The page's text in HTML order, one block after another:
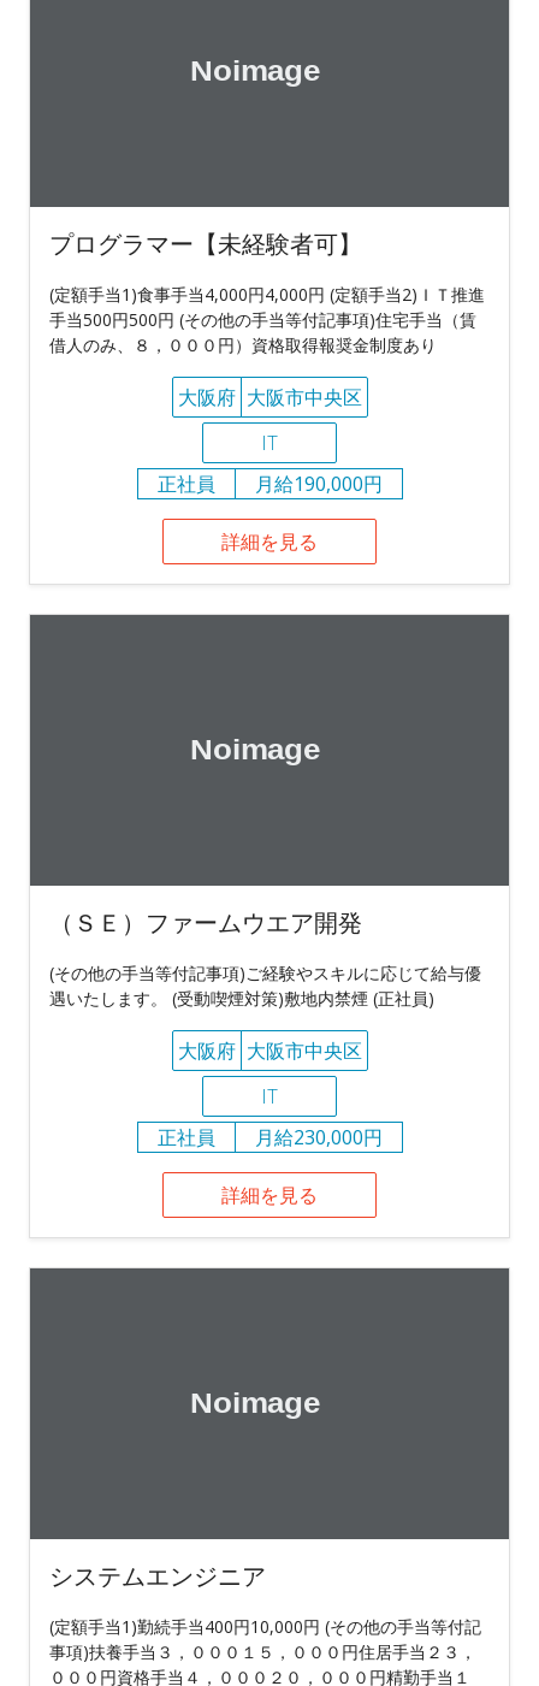
プログラマー【未経験者可】
(定額手当1)食事手当4,000円4,000円 (定額手当2)ＩＴ推進
手当500円500円 (その他の手当等付記事項)住宅手当（賃
借人のみ、８，０００円）資格取得報奨金制度あり
大阪府 大阪市中央区
IT
正社員
月給190,000円
詳細を見る
（ＳＥ）ファームウエア開発
(その他の手当等付記事項)ご経験やスキルに応じて給与優
遇いたします。 (受動喫煙対策)敷地内禁煙 (正社員)
大阪府 大阪市中央区
IT
正社員
月給230,000円
詳細を見る
システムエンジニア
(定額手当1)勤続手当400円10,000円 (その他の手当等付記
事項)扶養手当３，０００１５，０００円住居手当２３，
０００円資格手当４，０００２０，０００円精勤手当１